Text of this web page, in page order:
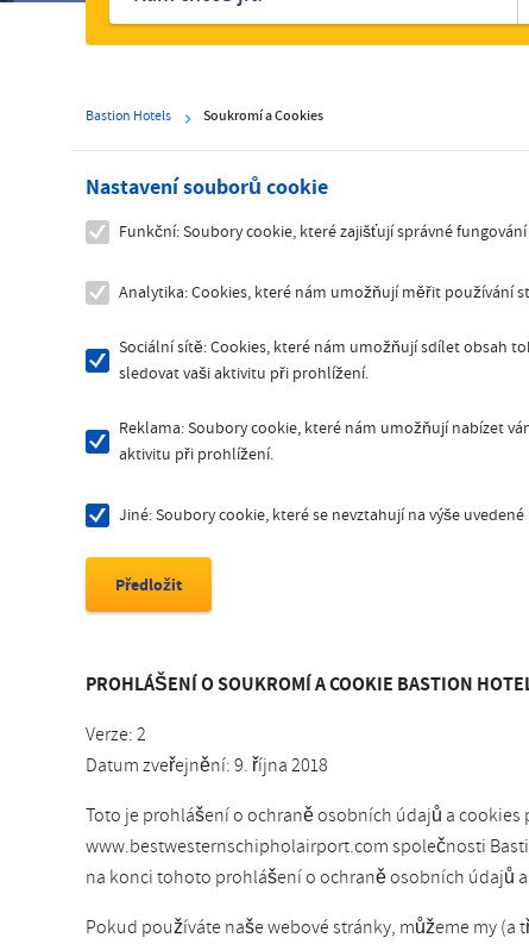
Bastion Hotels Soukromí a Cookies
Nastavení souborů cookie
Funkční: Soubory cookie, které zajišťují správné
Analytika: Cookies, které nám umožňují měřit používání
Sociální sítě: Cookies, které nám umožňují sdílet obsah
sledovat vaši aktivitu při prohlížení.
Reklama: Soubory cookie, které nám umožňují nabízet
aktivitu při prohlížení.
Jiné: Soubory cookie, které se nevztahují na výše
PROHLÁŠENÍ O SOUKROMÍ A COOKIE BASTION
Verze: 2
Datum zveřejnění: 9. října 2018
Toto je prohlášení o ochraně osobních údajů a
www.bestwesternschipholairport.com společnosti
na konci tohoto prohlášení o ochraně osobních údajů
Pokud používáte naše webové stránky, můžeme my